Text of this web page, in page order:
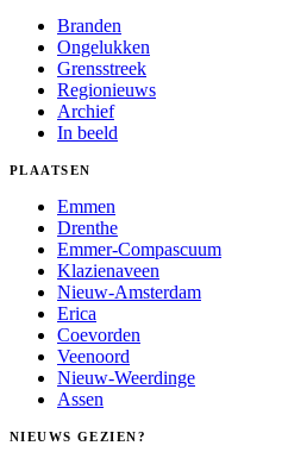
Branden
Ongelukken
Grensstreek
Regionieuws
Archief
In beeld
PLAATSEN
Emmen
Drenthe
Emmer-Compascuum
Klazienaveen
Nieuw-Amsterdam
Erica
Coevorden
Veenoord
Nieuw-Weerdinge
Assen
NIEUWS GEZIEN?